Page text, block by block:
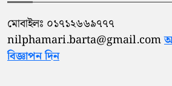
মোবাইলঃ
nilphamari.barta@gmail.com
বিজ্ঞাপন দিন